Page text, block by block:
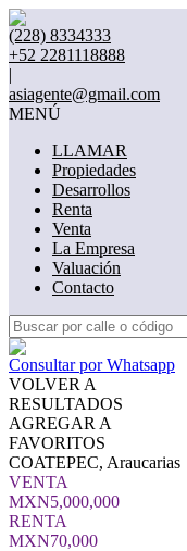
(228) 8334333
+52 2281118888
|
asiagente@gmail.com
MENÚ
LLAMAR
Propiedades
Desarrollos
Renta
Venta
La Empresa
Valuación
Contacto
Consultar por Whatsapp
VOLVER A
RESULTADOS
AGREGAR A
FAVORITOS
COATEPEC, Araucarias
VENTA
MXN5,000,000
RENTA
MXN70,000